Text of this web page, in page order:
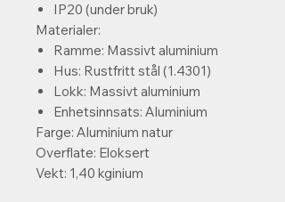
IP20 (under bruk)
Materialer:
Ramme: Massivt aluminium
Hus: Rustfritt stål (1.4301)
Lokk: Massivt aluminium
Enhetsinnsats: Aluminium
Farge: Aluminium natur
Overflate: Eloksert
Vekt: 1,40 kginium